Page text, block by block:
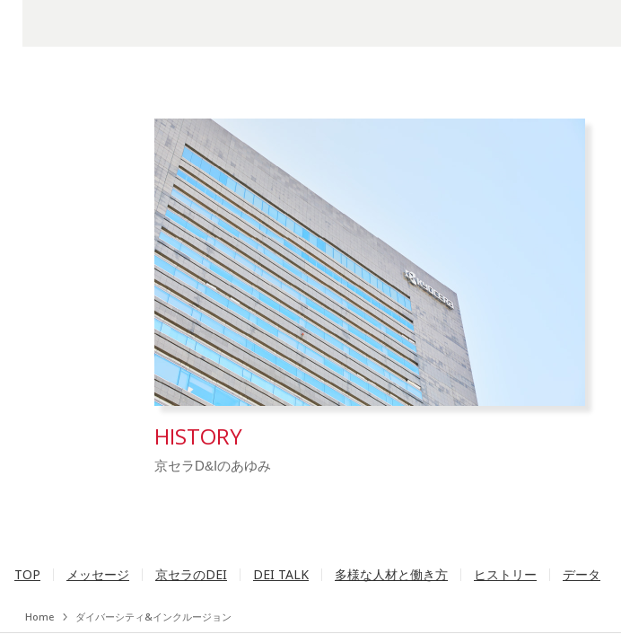
HISTORY
京セラD&Iのあゆみ
TOP メッセージ 京セラのDEI DEI TALK 多様な人材と働き方 ヒストリー データ
Home ダイバーシティ&インクルージョン